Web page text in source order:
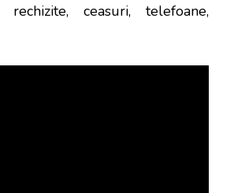
rechizite, ceasuri, telefoane,